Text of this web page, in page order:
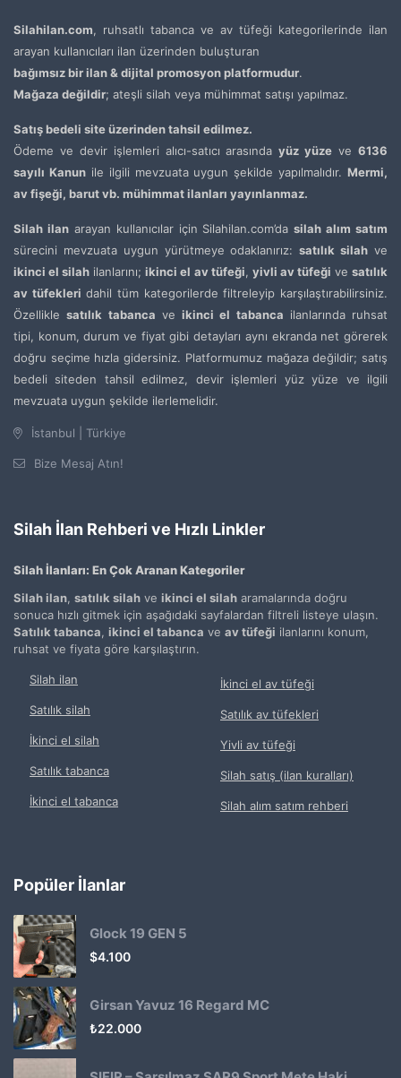
Silahilan.com, ruhsatlı tabanca ve av tüfeği kategorilerinde ilan
arayan kullanıcıları ilan üzerinden buluşturan
bağımsız bir ilan & dijital promosyon platformudur.
Mağaza değildir; ateşli silah veya mühimmat satışı yapılmaz.
Satış bedeli site üzerinden tahsil edilmez.
Ödeme ve devir işlemleri alıcı-satıcı arasındayüz yüze ve6136
sayılı Kanunile ilgili mevzuata uygun şekilde yapılmalıdır. Mermi,
av fişeği, barut vb. mühimmat ilanları yayınlanmaz.
Silah ilanarayan kullanıcılar için Silahilan.com’dasilah alım satım
sürecini mevzuata uygun yürütmeye odaklanırız:satılık silah ve
ikinci el silah ilanlarını;ikinci el av tüfeği, yivli av tüfeği vesatılık
av tüfekleri dahil tüm kategorilerde filtreleyip karşılaştırabilirsiniz.
Özelliklesatılık tabanca ve ikinci el tabanca ilanlarında ruhsat
tipi, konum, durum ve fiyat gibi detayları aynı ekranda net görerek
doğru seçime hızla gidersiniz. Platformumuz mağaza değildir; satış
bedeli siteden tahsil edilmez, devir işlemleri yüz yüze ve ilgili
mevzuata uygun şekilde ilerlemelidir.
İstanbul | Türkiye
Bize Mesaj Atın!
Silah İlan Rehberi ve Hızlı Linkler
Silah İlanları: En Çok Aranan Kategoriler
Silah ilan, satılık silah ve ikinci el silah aramalarında doğru
sonuca hızlı gitmek için aşağıdaki sayfalardan filtreli listeye ulaşın.
Satılık tabanca, ikinci el tabanca ve av tüfeği ilanlarını konum,
ruhsat ve fiyata göre karşılaştırın.
Silah ilan
Satılık silah
İkinci el silah
Satılık tabanca
İkinci el tabanca
İkinci el av tüfeği
Satılık av tüfekleri
Yivli av tüfeği
Silah satış (ilan kuralları)
Silah alım satım rehberi
Popüler İlanlar
Glock 19 GEN 5
$4.100
Girsan Yavuz 16 Regard MC
₺22.000